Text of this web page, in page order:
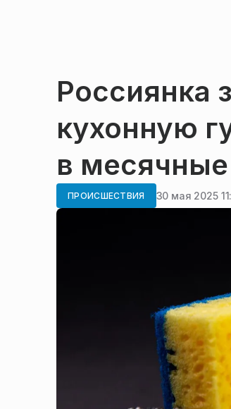
Россиянка
кухонную
в месячные
ПРОИСШЕСТВИЯ 30 мая 2025